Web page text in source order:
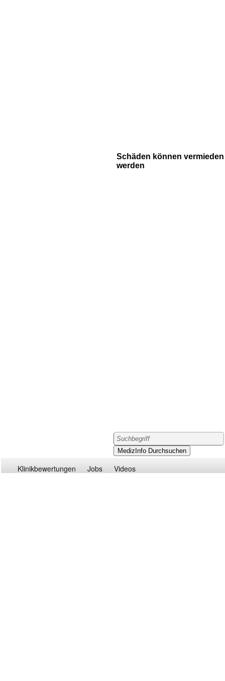
Schäden können vermieden
werden
Klinikbewertungen Jobs Videos